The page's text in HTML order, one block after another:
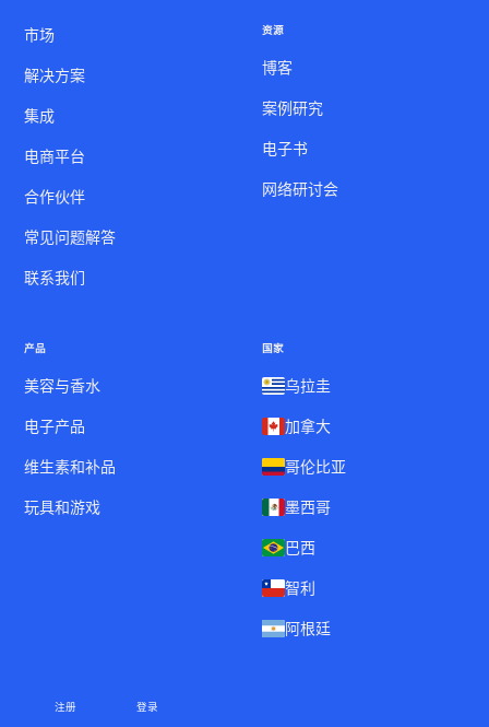
市场
解决方案
集成
电商平台
合作伙伴
常见问题解答
联系我们
资源
博客
案例研究
电子书
网络研讨会
产品
美容与香水
电子产品
维生素和补品
玩具和游戏
国家
乌拉圭
加拿大
哥伦比亚
墨西哥
巴西
智利
阿根廷
注册 登录